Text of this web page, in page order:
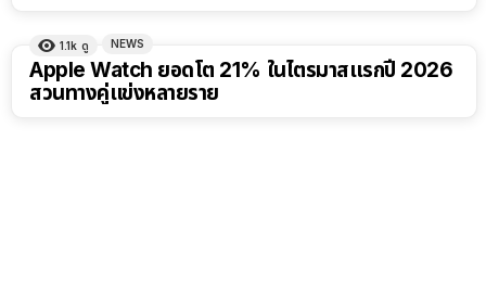
1.1k ดู NEWS
Apple Watch ยอดโต 21% ในไตรมาสแรกปี 2026
สวนทางคู่แข่งหลายราย